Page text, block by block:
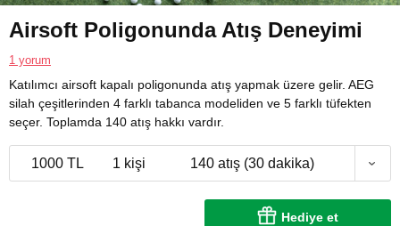
Airsoft Poligonunda Atış Deneyimi
1 yorum
Katılımcı airsoft kapalı poligonunda atış yapmak üzere gelir. AEG
silah çeşitlerinden 4 farklı tabanca modeliden ve 5 farklı tüfekten
seçer. Toplamda 140 atış hakkı vardır.
1000 TL 1 kişi 140 atış (30 dakika)
Hediye et